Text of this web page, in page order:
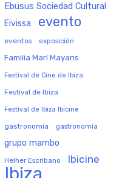
Ebusus Sociedad Cultural
Eivissa evento
eventos exposición
Familia Marí Mayans
Festival de Cine de Ibiza
Festival de Ibiza
Festival de Ibiza Ibicine
gastronomia gastronomía
grupo mambo
Helher Escribano Ibicine